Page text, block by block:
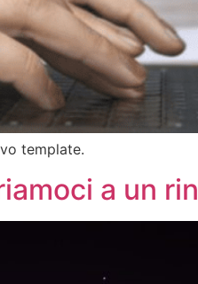
template.
a un